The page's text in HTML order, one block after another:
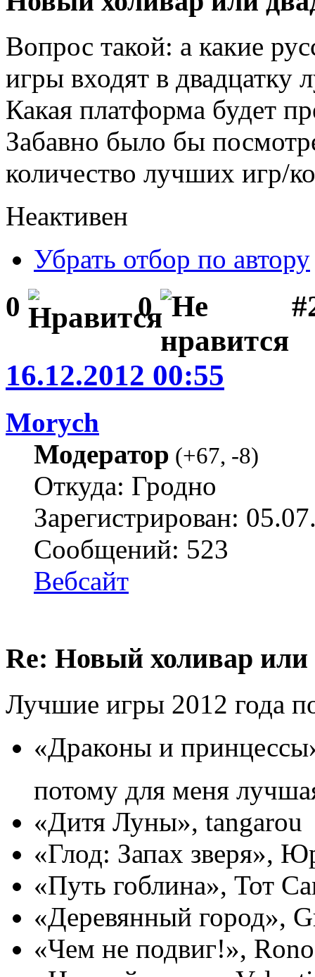
Вопрос такой: а какие
игры входят в двадцатку
Какая платформа будет
Забавно было бы
количество лучших игр/
Неактивен
Убрать отбор по автору
0 0
16.12.2012 00:55
Morych
Модератор (+67, -8)
Откуда: Гродно
Зарегистрирован:
Сообщений: 523
Вебсайт
Re: Новый холивар
Лучшие игры 2012 года
«Драконы и
потому для меня
«Дитя Луны», tangarou
«Глод: Запах зверя»,
«Путь гоблина», Тот
«Деревянный город»,
«Чем не подвиг!»,